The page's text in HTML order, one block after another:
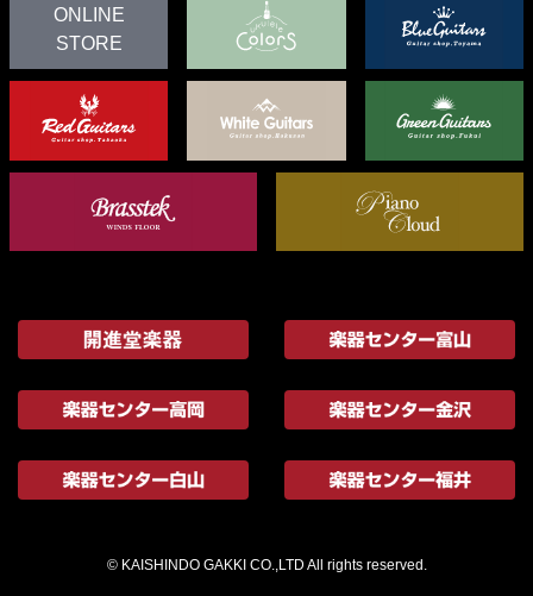
ONLINE
STORE
© KAISHINDO GAKKI CO.,LTD All rights reserved.